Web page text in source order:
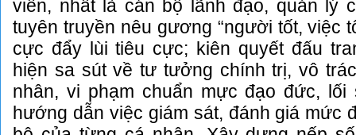
viên, nhất là cán bộ lãnh đạo, quản lý
tuyên truyền nêu gương “người tốt, việc
cực đẩy lùi tiêu cực; kiên quyết đấu
hiện sa sút về tư tưởng chính trị, vô
nhân, vi phạm chuẩn mực đạo đức,
hướng dẫn việc giám sát, đánh giá mức